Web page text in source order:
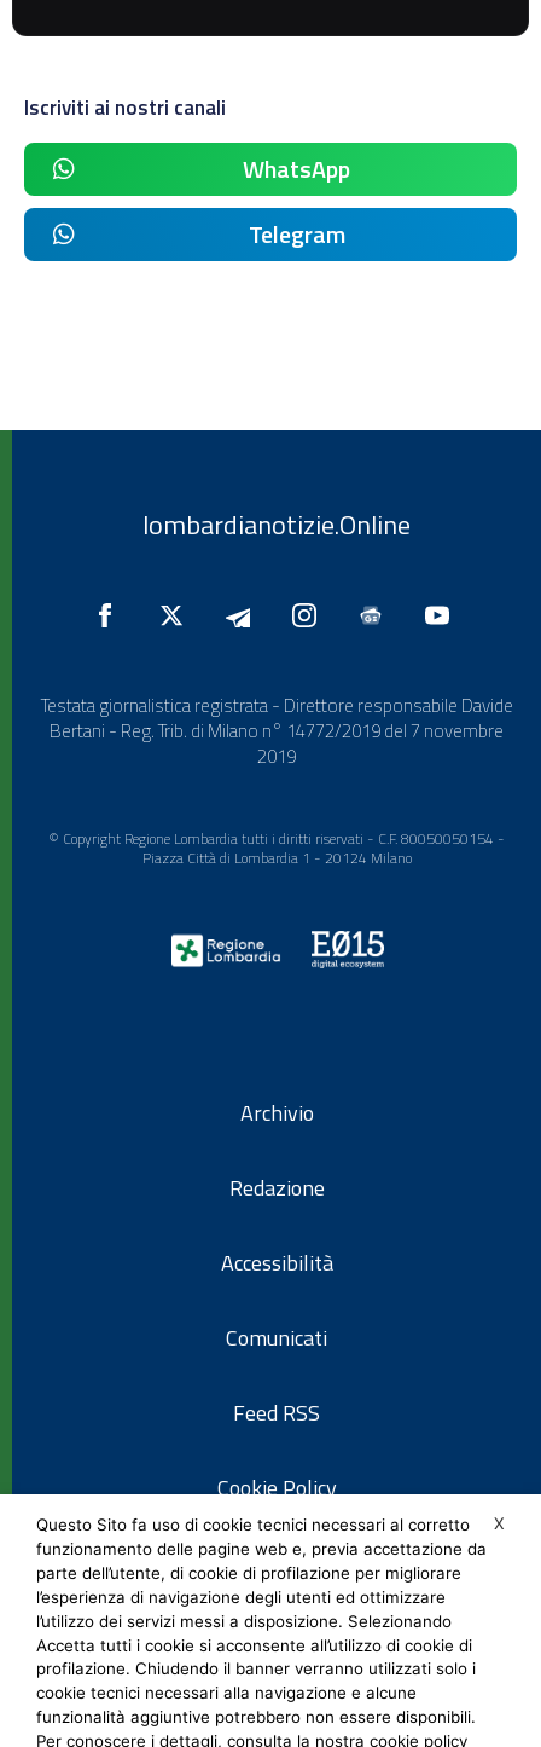
Iscriviti ai nostri canali
WhatsApp
Telegram
lombardianotizie.Online
Testata giornalistica registrata - Direttore responsabile Davide
Bertani - Reg. Trib. di Milano n° 14772/2019 del 7 novembre
2019
© Copyright Regione Lombardia tutti i diritti riservati - C.F. 80050050154 -
Piazza Città di Lombardia 1 - 20124 Milano
Archivio
Redazione
Accessibilità
Comunicati
Feed RSS
Cookie Policy
Informativa privacy
Note legali
Social Media Policy
X
Questo Sito fa uso di cookie tecnici necessari al corretto
funzionamento delle pagine web e, previa accettazione da
parte dell’utente, di cookie di profilazione per migliorare
l’esperienza di navigazione degli utenti ed ottimizzare
l’utilizzo dei servizi messi a disposizione. Selezionando
Accetta tutti i cookie si acconsente all’utilizzo di cookie di
profilazione. Chiudendo il banner verranno utilizzati solo i
cookie tecnici necessari alla navigazione e alcune
funzionalità aggiuntive potrebbero non essere disponibili.
Per conoscere i dettagli, consulta la nostra cookie policy